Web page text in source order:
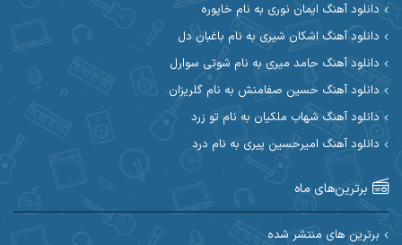
آیت احمدنژاد
ابراهیم شمس ابوالحسن جاویدان
ابی حسینی
احسان آیینفر
احسان امیدوار
احسان حیدری احسان دریادل
دانلود آهنگ ایمان نوری به نام خاپوره
دانلود آهنگ اشکان شیری به نام باغبان دل
دانلود آهنگ حامد میری به نام شوتی سوارل
دانلود آهنگ حسین صفامنش به نام گلریزان
دانلود آهنگ شهاب ملکیان به نام تو زرد
دانلود آهنگ امیرحسین پیری به نام درد
برترین‌های ماه
برترین های منتشر شده